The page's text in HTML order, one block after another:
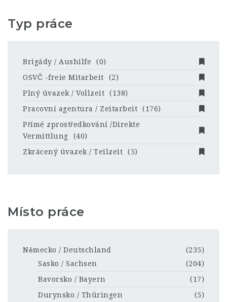
Typ práce
Brigády / Aushilfe
(0)
OSVČ -freie Mitarbeit
(2)
Plný úvazek / Vollzeit
(138)
Pracovní agentura / Zeitarbeit
(176)
Přímé zprostředkování /Direkte
Vermittlung
(40)
Zkrácený úvazek / Teilzeit
(5)
Místo práce
Německo / Deutschland
(235)
Sasko / Sachsen
(204)
Bavorsko / Bayern
(17)
Durynsko / Thüringen
(5)